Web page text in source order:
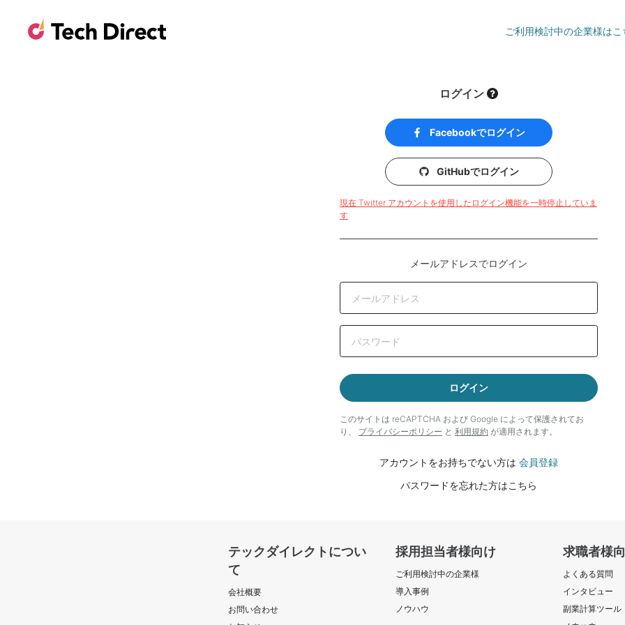
ご利用検討中の企業様はこ
ログイン
Facebookでログイン
GitHubでログイン
現在 Twitter アカウントを使用したログイン機能を一時停止していま
す
メールアドレスでログイン
ログイン
このサイトは reCAPTCHA および Google によって保護されてお
り、 プライバシーポリシー と 利用規約 が適用されます。
アカウントをお持ちでない方は 会員登録
パスワードを忘れた方はこちら
テックダイレクトについ
て
会社概要
お問い合わせ
採用担当者様向け
ご利用検討中の企業様
導入事例
ノウハウ
求職者様
よくある質問
インタビュー
副業計算ツール